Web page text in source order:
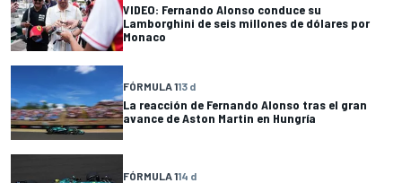
VIDEO: Fernando Alonso conduce su
Lamborghini de seis millones de dólares por
Monaco
FÓRMULA 113 d
La reacción de Fernando Alonso tras el gran
avance de Aston Martin en Hungría
FÓRMULA 114 d